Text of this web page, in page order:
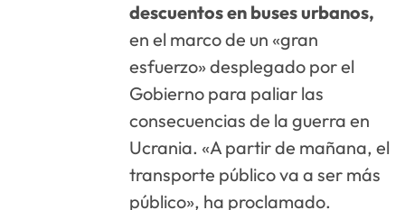
descuentos en buses urbanos,
en el marco de un «gran
esfuerzo» desplegado por el
Gobierno para paliar las
consecuencias de la guerra en
Ucrania. «A partir de mañana, el
transporte público va a ser más
público», ha proclamado.